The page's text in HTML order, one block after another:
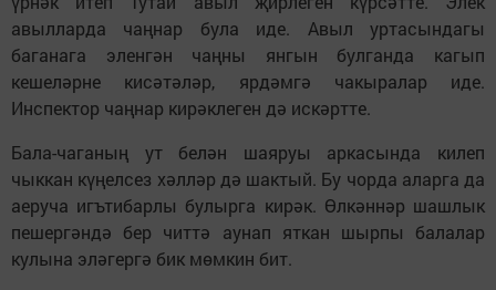
авылларда чаңнар була иде. Авыл уртасындагы
баганага эленгән чаңны янгын булганда кагып
кешеләрне кисәтәләр, ярдәмгә чакыралар иде.
Инспектор чаңнар кирәклеген дә искәртте.
Бала-чаганың ут белән шаяруы аркасында килеп
чыккан күңелсез хәлләр дә шактый. Бу чорда аларга да
аеруча игътибарлы булырга кирәк. Өлкәннәр шашлык
пешергәндә бер читтә аунап яткан шырпы балалар
кулына эләгергә бик мөмкин бит.